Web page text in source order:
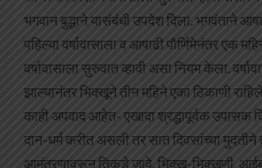
भगवान बुद्धाने यासंबंधी उपदेश दिला. भगवंताने
पहिल्या वर्षावासाला व आषाढी पौर्णिमेनंतर एक
वर्षावासाला सुरुवात व्हावी असा नियम केला.
झाल्यानंतर भिक्खूने तीन महिने एका ठिकाणी
काही अपवाद आहेत- एखादा श्रद्धापूर्वक उपासक
दान-धर्म करीत असली तर सात दिवसांच्या मुदतीने
आमंत्रणावरून तिकडे जावे. भिक्खू-भिक्खुणी,